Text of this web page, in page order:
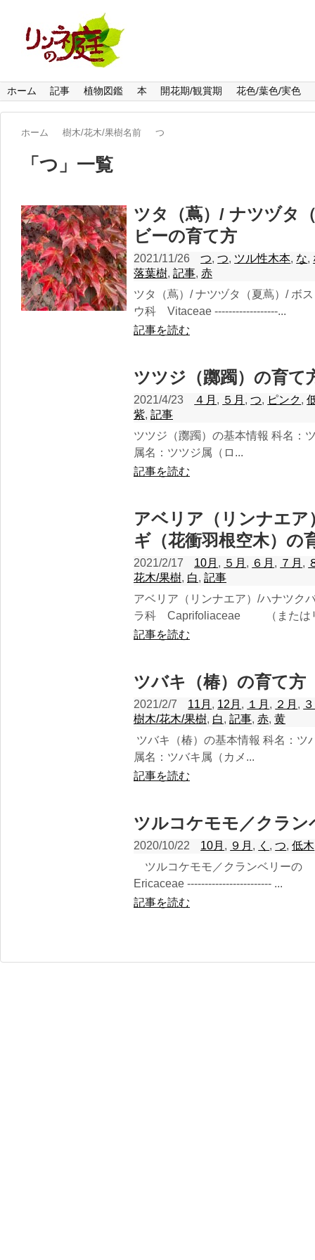
ホーム 記事 植物図鑑 本 開花期/観賞期 花色/葉色/実色
ホーム 樹木/花木/果樹名前 つ
「 つ 」 一覧
ツタ（蔦）/ ナツヅタ
ビーの育て方
2021/11/26 つ,つ, ツル性木本, な,
落葉樹, 記事, 赤
ツタ（蔦）/ ナツヅタ（夏蔦）/ ボ
ウ科 Vitaceae ------------------...
記事を読む
ツツジ（躑躅）の育て
2021/4/23 ４月 , ５月 ,つ, ピンク,
紫, 記事
ツツジ（躑躅）の基本情報 科名：
属名：ツツジ属（ロ...
記事を読む
アベリア（リンナエ
ギ（花衝羽根空木）の
2021/2/17 10月 , ５月 , ６月 , ７月 ,
花木/果樹, 白, 記事
アベリア（リンナエア）/ハナツク
ラ科 Caprifoliaceae （またはリ
記事を読む
ツバキ（椿）の育て方
2021/2/7 11月 , 12月 , １月 , ２月 ,
樹木/花木/果樹, 白, 記事, 赤, 黄
ツバキ（椿）の基本情報 科名：
属名：ツバキ属（カメ...
記事を読む
ツルコケモモ／クラン
2020/10/22 10月 , ９月 , く ,つ,低木
ツルコケモモ／クランベリー
Ericaceae ------------------------ ...
記事を読む